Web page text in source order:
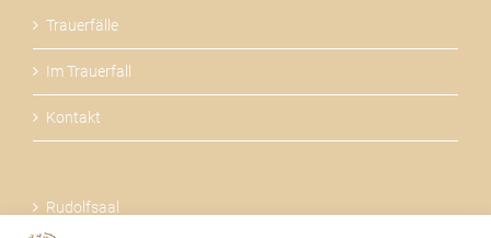
Trauerfälle
Im Trauerfall
Kontakt
Rudolfsaal